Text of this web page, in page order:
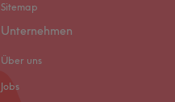
Sitemap
Unternehmen
Über uns
Jobs